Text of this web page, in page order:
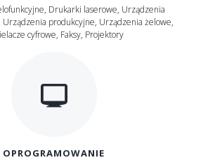
Drukarki laserowe, Urządzenia
produkcyjne, Urządzenia żelowe,
cyfrowe, Faksy, Projektory
OPROGRAMOWANIE